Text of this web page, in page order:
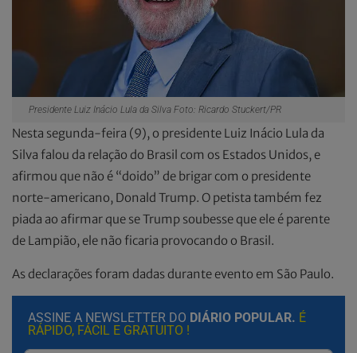
Presidente Luiz Inácio Lula da Silva Foto: Ricardo Stuckert/PR
Nesta segunda-feira (9), o presidente Luiz Inácio Lula da
Silva falou da relação do Brasil com os Estados Unidos, e
afirmou que não é “doido” de brigar com o presidente
norte-americano, Donald Trump. O petista também fez
piada ao afirmar que se Trump soubesse que ele é parente
de Lampião, ele não ficaria provocando o Brasil.
As declarações foram dadas durante evento em São Paulo.
ASSINE A NEWSLETTER DO DIÁRIO POPULAR. É
RÁPIDO, FÁCIL E GRATUITO !